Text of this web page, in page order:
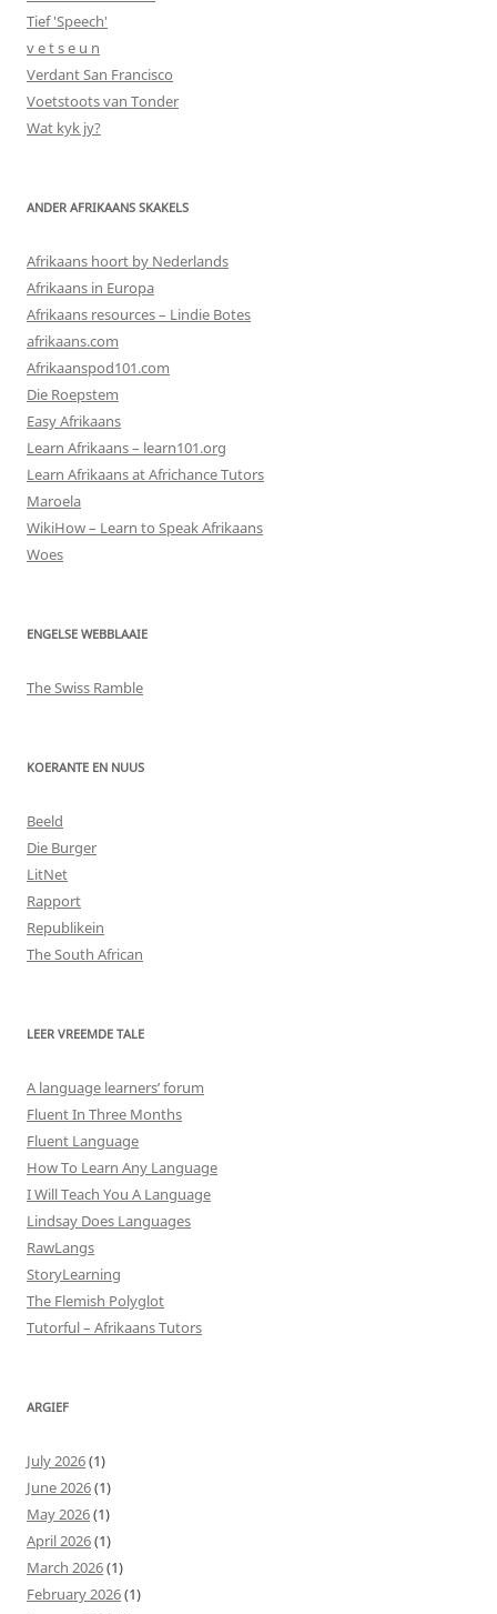
Tief 'Speech'
v e t s e u n
Verdant San Francisco
Voetstoots van Tonder
Wat kyk jy?
ANDER AFRIKAANS SKAKELS
Afrikaans hoort by Nederlands
Afrikaans in Europa
Afrikaans resources – Lindie Botes
afrikaans.com
Afrikaanspod101.com
Die Roepstem
Easy Afrikaans
Learn Afrikaans – learn101.org
Learn Afrikaans at Africhance Tutors
Maroela
WikiHow – Learn to Speak Afrikaans
Woes
ENGELSE WEBBLAAIE
The Swiss Ramble
KOERANTE EN NUUS
Beeld
Die Burger
LitNet
Rapport
Republikein
The South African
LEER VREEMDE TALE
A language learners’ forum
Fluent In Three Months
Fluent Language
How To Learn Any Language
I Will Teach You A Language
Lindsay Does Languages
RawLangs
StoryLearning
The Flemish Polyglot
Tutorful – Afrikaans Tutors
ARGIEF
July 2026(1)
June 2026(1)
May 2026(1)
April 2026(1)
March 2026(1)
February 2026(1)